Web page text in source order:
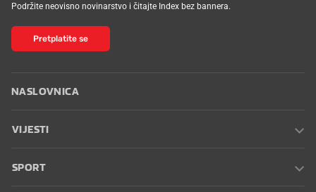
Podržite neovisno novinarstvo i čitajte Index bez bannera.
Pretplatite se
NASLOVNICA
VIJESTI
SPORT